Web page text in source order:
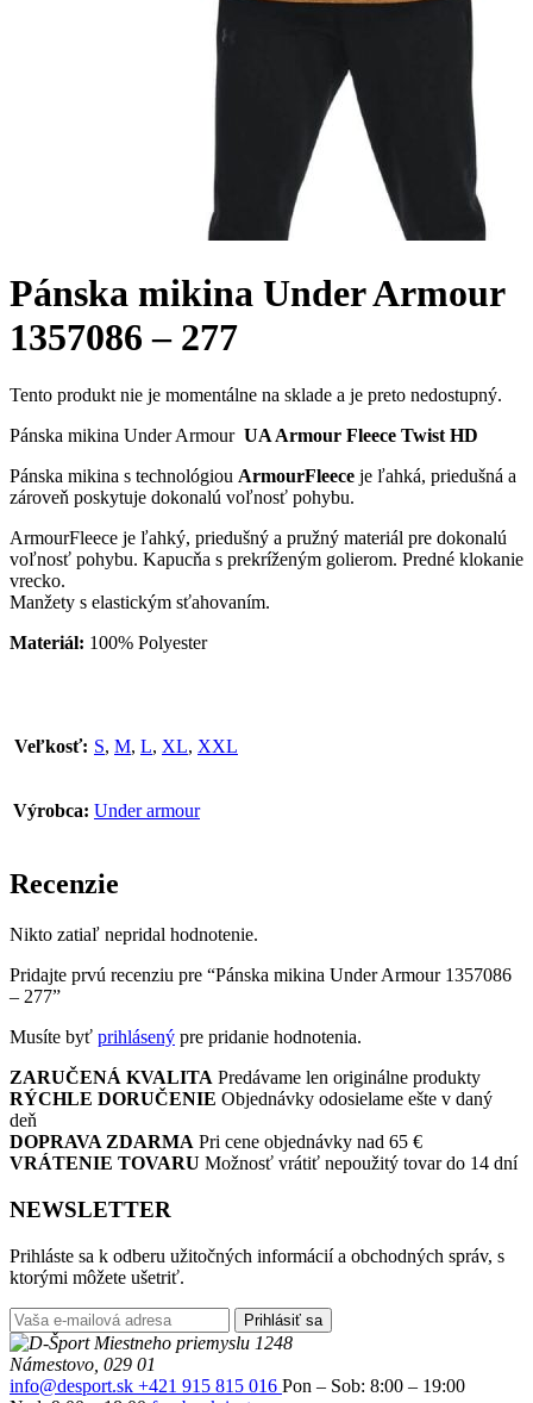
Pánska mikina Under Armour
1357086 – 277
Tento produkt nie je momentálne na sklade a je preto nedostupný.
Pánska mikina Under Armour UA Armour Fleece Twist HD
Pánska mikina s technológiou ArmourFleece je ľahká, priedušná a
zároveň poskytuje dokonalú voľnosť pohybu.
ArmourFleece je ľahký, priedušný a pružný materiál pre dokonalú
voľnosť pohybu. Kapucňa s prekríženým golierom. Predné klokanie
vrecko.
Manžety s elastickým sťahovaním.
Materiál: 100% Polyester
Veľkosť: S, M, L, XL, XXL
Výrobca: Under armour
Recenzie
Nikto zatiaľ nepridal hodnotenie.
Pridajte prvú recenziu pre “Pánska mikina Under Armour 1357086
– 277”
Musíte byť prihlásený pre pridanie hodnotenia.
ZARUČENÁ KVALITA Predávame len originálne produkty
RÝCHLE DORUČENIE Objednávky odosielame ešte v daný
deň
DOPRAVA ZDARMA Pri cene objednávky nad 65 €
VRÁTENIE TOVARU Možnosť vrátiť nepoužitý tovar do 14 dní
NEWSLETTER
Prihláste sa k odberu užitočných informácií a obchodných správ, s
ktorými môžete ušetriť.
Prihlásiť sa
Miestneho priemyslu 1248
Námestovo, 029 01
info@desport.sk +421 915 815 016 Pon – Sob: 8:00 – 19:00